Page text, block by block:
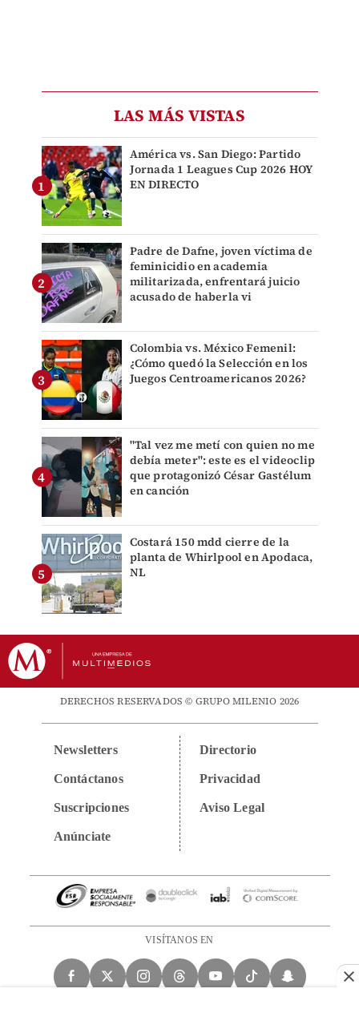
LAS MÁS VISTAS
América vs. San Diego: Partido
Jornada 1 Leagues Cup 2026 HOY
EN DIRECTO
Padre de Dafne, joven víctima de
feminicidio en academia
militarizada, enfrentará juicio
acusado de haberla vi
Colombia vs. México Femenil:
¿Cómo quedó la Selección en los
Juegos Centroamericanos 2026?
"Tal vez me metí con quien no me
debía meter": este es el videoclip
que protagonizó César Gastélum
en canción
Costará 150 mdd cierre de la
planta de Whirlpool en Apodaca,
NL
DERECHOS RESERVADOS © GRUPO MILENIO 2026
Newsletters
Contáctanos
Suscripciones
Anúnciate
Directorio
Privacidad
Aviso Legal
VISÍTANOS EN